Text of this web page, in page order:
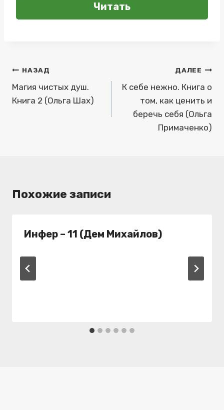
Читать
Навигация
по
записям
НАЗАД
Магия чистых душ.
Книга 2 (Ольга Шах)
ДАЛЕЕ
К себе нежно. Книга о
том, как ценить и
беречь себя (Ольга
Примаченко)
Похожие записи
Инфер – 11 (Дем Михайлов)